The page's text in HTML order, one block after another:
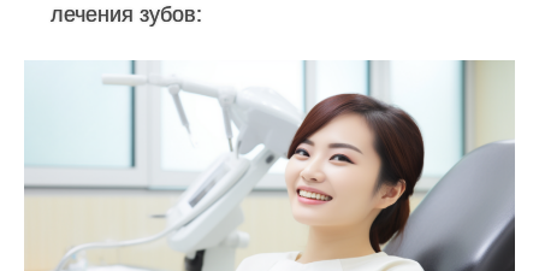
лечения зубов: